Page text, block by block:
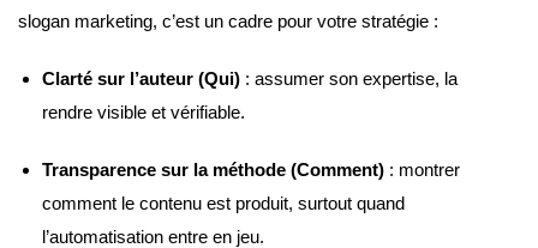
slogan marketing, c’est un cadre pour votre stratégie :
Clarté sur l’auteur (Qui) : assumer son expertise, la
rendre visible et vérifiable.
Transparence sur la méthode (Comment) : montrer
comment le contenu est produit, surtout quand
l’automatisation entre en jeu.